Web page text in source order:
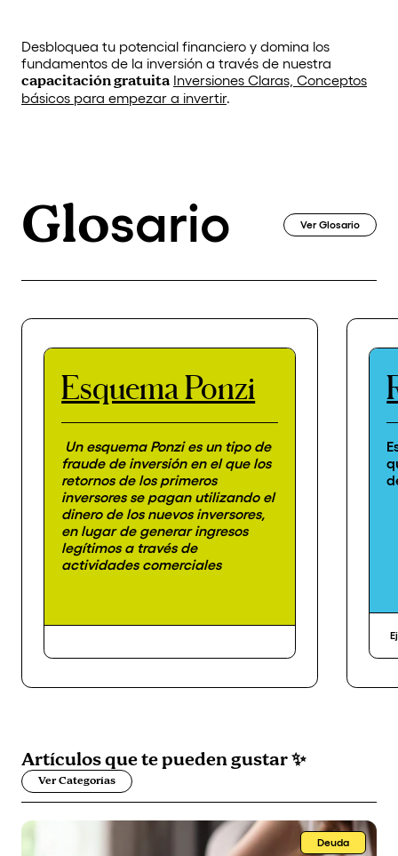
Desbloquea tu potencial financiero y domina los
fundamentos de la inversión a través de nuestra
capacitación gratuita Inversiones Claras, Conceptos
básicos para empezar a invertir.
Glosario Ver Glosario
Esquema Ponzi
Un esquema Ponzi es un tipo de
fraude de inversión en el que los
retornos de los primeros
inversores se pagan utilizando el
dinero de los nuevos inversores,
en lugar de generar ingresos
legítimos a través de
actividades comerciales
Artículos quete pueden gustar✨
Ver Categorías
Deuda